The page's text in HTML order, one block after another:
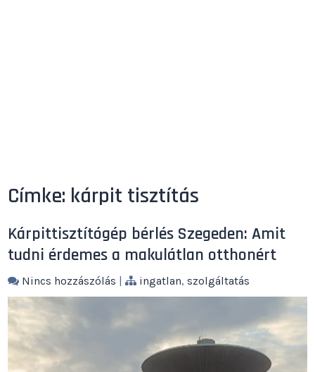
Címke: kárpit tisztítás
Kárpittisztítógép bérlés Szegeden: Amit
tudni érdemes a makulátlan otthonért
Nincs hozzászólás | ingatlan,szolgáltatás